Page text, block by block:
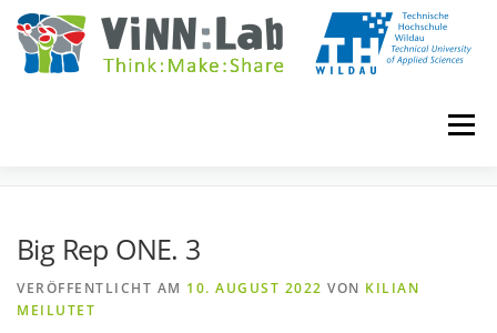
Zum
Inhalt
springen
Menü
EVENTS WIKI UNIVERSITY COURSES
Big Rep ONE. 3
VERÖFFENTLICHT AM 10. AUGUST 2022 VON KILIAN
MEILUTET